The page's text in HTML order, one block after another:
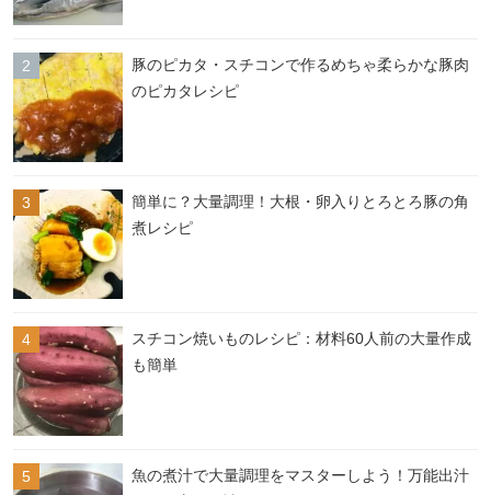
豚のピカタ・スチコンで作るめちゃ柔らかな豚肉
のピカタレシピ
簡単に？大量調理！大根・卵入りとろとろ豚の角
煮レシピ
スチコン焼いものレシピ：材料60人前の大量作成
も簡単
魚の煮汁で大量調理をマスターしよう！万能出汁